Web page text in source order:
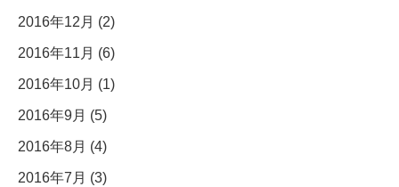
2016年12月 (2)
2016年11月 (6)
2016年10月 (1)
2016年9月 (5)
2016年8月 (4)
2016年7月 (3)